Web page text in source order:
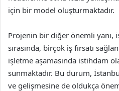
için bir model oluşturmaktadır.
Projenin bir diğer önemli yanı,
sırasında, birçok iş fırsatı
işletme aşamasında istihdam
sunmaktadır. Bu durum,
ve gelişmesine de oldukça